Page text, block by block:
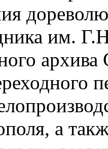
им.
архива
а